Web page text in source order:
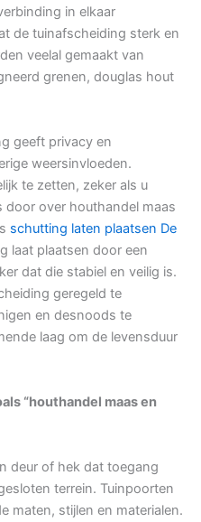
in elkaar
de tuinafscheiding sterk en
veelal gemaakt van
grenen, douglas hout
geeft privacy en
weersinvloeden.
te zetten, zeker als u
door over houthandel maas
schutting laten plaatsen De
laat plaatsen door een
dat die stabiel en veilig is.
geregeld te
en desnoods te
laag om de levensduur
“houthandel maas en
deur of hek dat toegang
terrein. Tuinpoorten
maten, stijlen en materialen.